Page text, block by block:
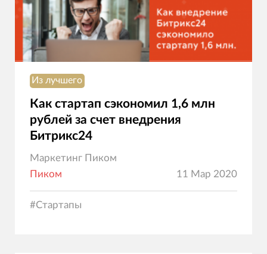
Из лучшего
Как стартап сэкономил 1,6 млн
рублей за счет внедрения
Битрикс24
Маркетинг Пиком
Пиком
11 Мар 2020
#Стартапы